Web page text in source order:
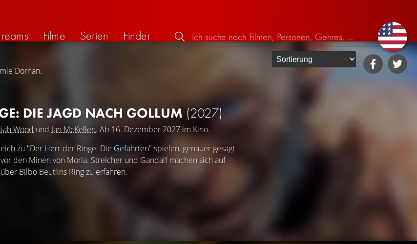
Filme Serien
Finder
Dornan.
DIE JAGD NACH GOLLUM(2027)
Wood und Ian McKellen. Ab 16. Dezember 2027 im Kino.
zu "Der Herr der Ringe: Die Gefährten" spielen, genauer gesagt
den Minen von Moria. Streicher und Gandalf machen sich auf
Bilbo Beutlins Ring zu erfahren.